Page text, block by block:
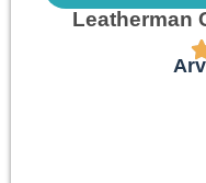
Leatherman